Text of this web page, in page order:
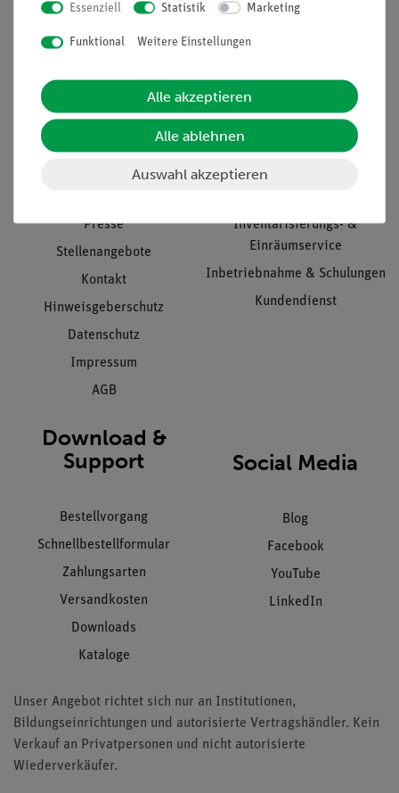
Informationen
Unternehmen
Presse
Stellenangebote
Kontakt
Hinweisgeberschutz
Datenschutz
Impressum
AGB
Service
Übersicht Service
Inventarisierungs- &
Einräumservice
Inbetriebnahme & Schulungen
Kundendienst
Download &
Support
Bestellvorgang
Schnellbestellformular
Zahlungsarten
Versandkosten
Downloads
Kataloge
Social Media
Blog
Facebook
YouTube
LinkedIn
Unser Angebot richtet sich nur an Institutionen,
Bildungseinrichtungen und autorisierte Vertragshändler. Kein
Verkauf an Privatpersonen und nicht autorisierte
Wiederverkäufer.
Essenziell Statistik Marketing
Funktional Weitere Einstellungen
Alle akzeptieren
Alle ablehnen
Auswahl akzeptieren